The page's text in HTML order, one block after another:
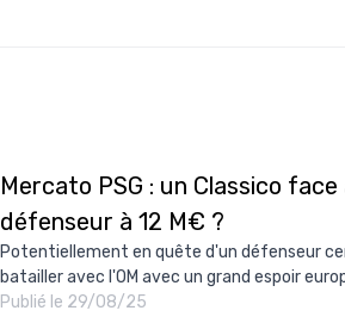
Mercato PSG : un Classico face
défenseur à 12 M€ ?
Potentiellement en quête d'un défenseur
batailler avec l'OM avec un grand espoir
Publié le 29/08/25